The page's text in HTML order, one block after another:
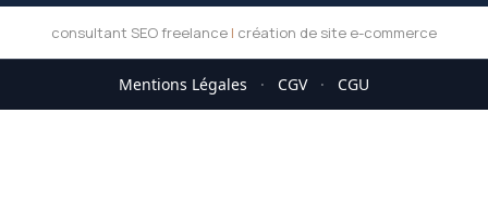
consultant SEO freelance | création de site e-commerce
Mentions Légales · CGV · CGU